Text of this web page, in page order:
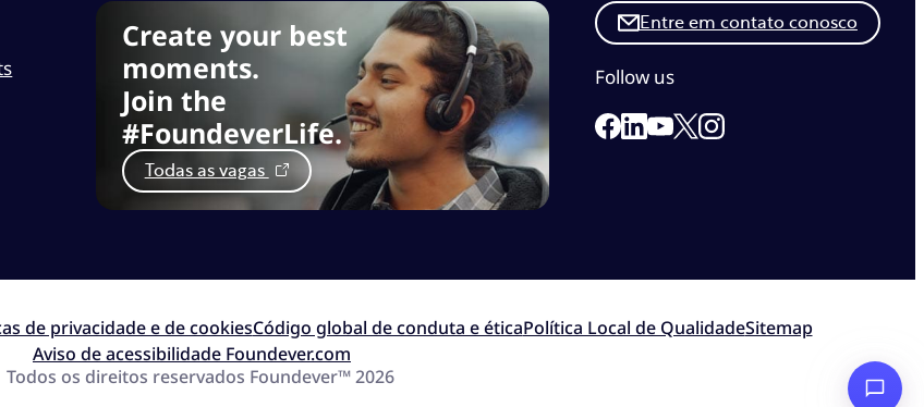
Create your best
moments.
Join the
#FoundeverLife.
Todas as vagas
Entre em contato conosco
Follow us
Link to our Facebook page
Link to our Linkedin page
Link to our Youtube page
Link to our X page
Link to our Instagram
de privacidade e de cookiesCódigo global de conduta e éticaPolítica Local de QualidadeSitemap
Aviso de acessibilidade Foundever.com
Todos os direitos reservados Foundever™ 2026